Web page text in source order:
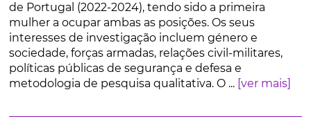
de Portugal (2022-2024), tendo sido a primeira
mulher a ocupar ambas as posições. Os seus
interesses de investigação incluem género e
sociedade, forças armadas, relações civil-militares,
políticas públicas de segurança e defesa e
metodologia de pesquisa qualitativa. O ... [ver mais]